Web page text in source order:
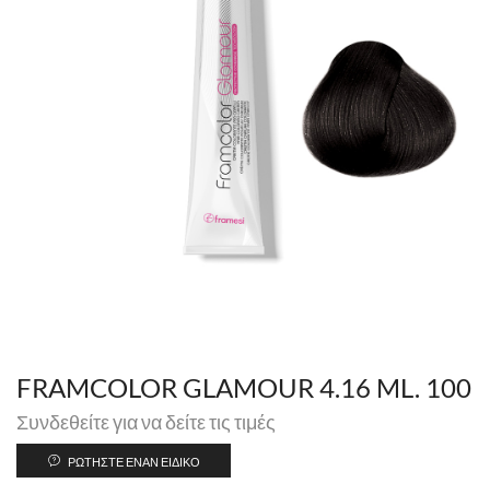
FRAMCOLOR GLAMOUR 4.16 ML. 100
Συνδεθείτε για να δείτε τις τιμές
ΡΩΤΉΣΤΕ ΈΝΑΝ ΕΙΔΙΚΌ